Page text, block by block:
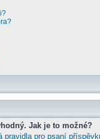
Jak je to možné?
pravidla pro psaní